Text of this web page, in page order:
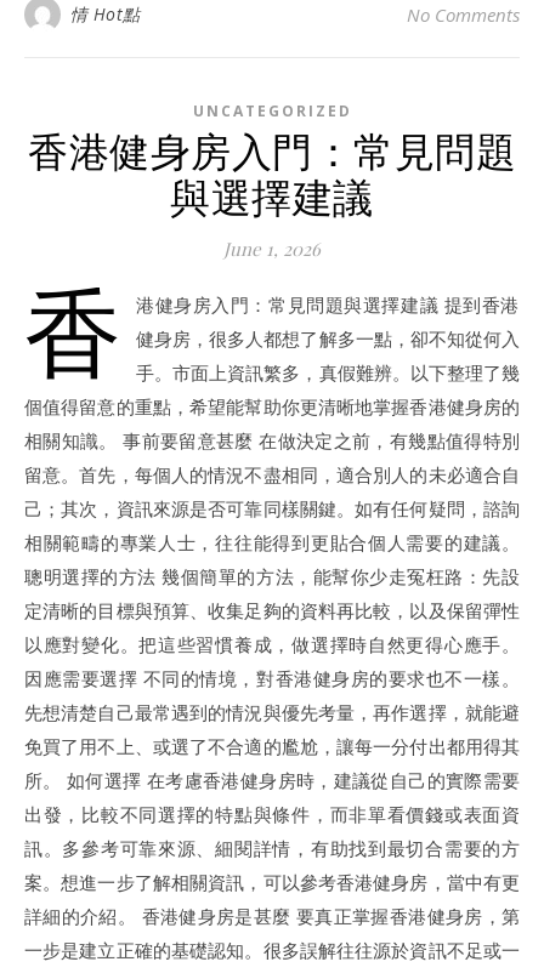
情 Hot點 No Comments
UNCATEGORIZED
香港健身房入門：常見問題
與選擇建議
June 1, 2026
香
港健身房入門：常見問題與選擇建議 提到香港
健身房，很多人都想了解多一點，卻不知從何入
手。市面上資訊繁多，真假難辨。以下整理了幾
個值得留意的重點，希望能幫助你更清晰地掌握香港健身房的
相關知識。 事前要留意甚麼 在做決定之前，有幾點值得特別
留意。首先，每個人的情況不盡相同，適合別人的未必適合自
己；其次，資訊來源是否可靠同樣關鍵。如有任何疑問，諮詢
相關範疇的專業人士，往往能得到更貼合個人需要的建議。
聰明選擇的方法 幾個簡單的方法，能幫你少走冤枉路：先設
定清晰的目標與預算、收集足夠的資料再比較，以及保留彈性
以應對變化。把這些習慣養成，做選擇時自然更得心應手。
因應需要選擇 不同的情境，對香港健身房的要求也不一樣。
先想清楚自己最常遇到的情況與優先考量，再作選擇，就能避
免買了用不上、或選了不合適的尷尬，讓每一分付出都用得其
所。 如何選擇 在考慮香港健身房時，建議從自己的實際需要
出發，比較不同選擇的特點與條件，而非單看價錢或表面資
訊。多參考可靠來源、細閱詳情，有助找到最切合需要的方
案。想進一步了解相關資訊，可以參考香港健身房，當中有更
詳細的介紹。 香港健身房是甚麼 要真正掌握香港健身房，第
一步是建立正確的基礎認知。很多誤解往往源於資訊不足或一